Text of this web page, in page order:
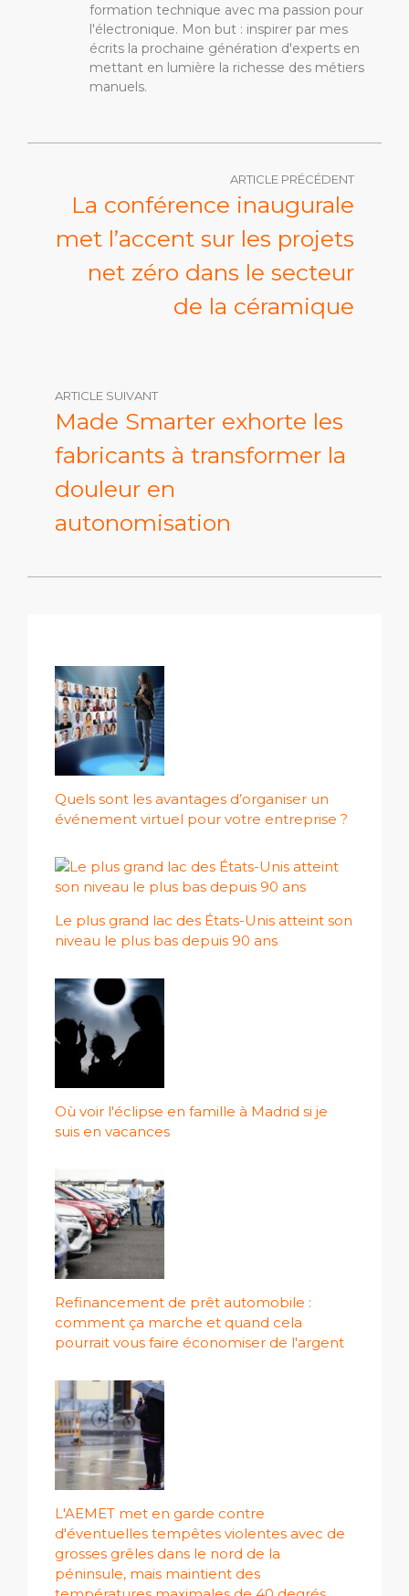
formation technique avec ma passion pour
l'électronique. Mon but : inspirer par mes
écrits la prochaine génération d'experts en
mettant en lumière la richesse des métiers
manuels.
ARTICLE PRÉCÉDENT
La conférence inaugurale
met l’accent sur les projets
net zéro dans le secteur
de la céramique
ARTICLE SUIVANT
Made Smarter exhorte les
fabricants à transformer la
douleur en
autonomisation
Quels sont les avantages d’organiser un
événement virtuel pour votre entreprise ?
Le plus grand lac des États-Unis atteint son
niveau le plus bas depuis 90 ans
Où voir l'éclipse en famille à Madrid si je
suis en vacances
Refinancement de prêt automobile :
comment ça marche et quand cela
pourrait vous faire économiser de l'argent
L'AEMET met en garde contre
d'éventuelles tempêtes violentes avec de
grosses grêles dans le nord de la
péninsule, mais maintient des